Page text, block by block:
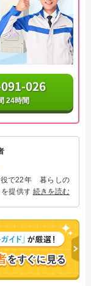
026
24時間
役で22年 暮らしの
提供する株式会社
給湯器」のスペシ
続きを読む